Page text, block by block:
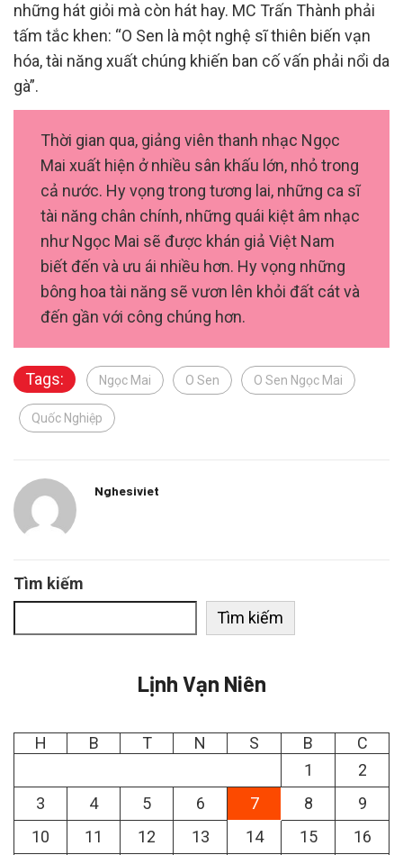
những hát giỏi mà còn hát hay. MC Trấn Thành phải
tấm tắc khen: “O Sen là một nghệ sĩ thiên biến vạn
hóa, tài năng xuất chúng khiến ban cố vấn phải nổi da
gà”.
Thời gian qua, giảng viên thanh nhạc Ngọc
Mai xuất hiện ở nhiều sân khấu lớn, nhỏ trong
cả nước. Hy vọng trong tương lai, những ca sĩ
tài năng chân chính, những quái kiệt âm nhạc
như Ngọc Mai sẽ được khán giả Việt Nam
biết đến và ưu ái nhiều hơn. Hy vọng những
bông hoa tài năng sẽ vươn lên khỏi đất cát và
đến gần với công chúng hơn.
Tags: Ngọc Mai O Sen O Sen Ngọc Mai
Quốc Nghiệp
Nghesiviet
Tìm kiếm
Tìm kiếm
Lịnh Vạn Niên
H B T N S B
C
1
2
3
4 5 6 7 8
9
10
11 12 13 14 15
16